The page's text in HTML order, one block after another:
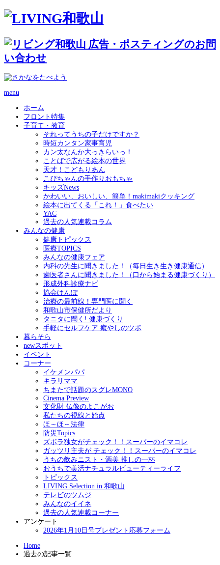
menu
ホーム
フロント特集
子育て・教育
それってうちの子だけですか？
時短カンタン家事育児
カン太なんか大っきらいっ！
ことばで広がる絵本の世界
天才！こどもりあん
こぴちゃんの手作りおもちゃ
キッズNews
かわいい、おいしい、簡単！makimakiクッキング
絵本に出てくる「これ！」食べたい
YAC
過去の人気連載コラム
みんなの健康
健康トピックス
医療TOPICS
みんなの健康フェア
内科の先生に聞きました！（毎日生き生き健康通信）
歯医者さんに聞きました！（口から始まる健康づくり）
形成外科診療ナビ
協会けんぽ
治療の最前線！専門医に聞く
和歌山市保健所だより
タニタに聞く! 健康づくり
手軽にセルフケア 癒やしのツボ
暮らそら
newスポット
イベント
コーナー
イケメンパパ
キラリママ
ちまたで話題のスグレMONO
Cinema Preview
文化財 仏像のよこがお
私たちの視線と始点
ほ～ほ～法律
防災Topics
ズボラ独女がチェック！！スーパーのイマコレ
ガッツリ主夫が チェック！！スーパーのイマコレ
うちの飲みニスト・酒美 推しの一杯
おうちで美活ナチュラルビューティーライフ
トピックス
LIVING Selection in 和歌山
テレビのツムジ
みんなのイイネ
過去の人気連載コーナー
アンケート
2026年1月10日号プレゼント応募フォーム
Home
過去の記事一覧